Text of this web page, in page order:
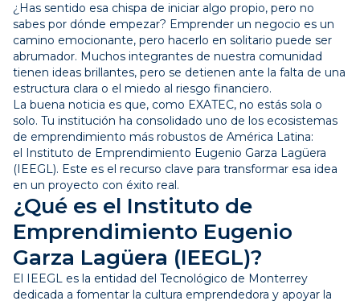
¿Has sentido esa chispa de iniciar algo propio, pero no
sabes por dónde empezar? Emprender un negocio es un
camino emocionante, pero hacerlo en solitario puede ser
abrumador. Muchos integrantes de nuestra comunidad
tienen ideas brillantes, pero se detienen ante la falta de una
estructura clara o el miedo al riesgo financiero.
La buena noticia es que, como EXATEC, no estás sola o
solo. Tu institución ha consolidado uno de los ecosistemas
de emprendimiento más robustos de América Latina:
el Instituto de Emprendimiento Eugenio Garza Lagüera
(IEEGL). Este es el recurso clave para transformar esa idea
en un proyecto con éxito real.
¿Qué es el Instituto de
Emprendimiento Eugenio
Garza Lagüera (IEEGL)?
El IEEGL es la entidad del Tecnológico de Monterrey
dedicada a fomentar la cultura emprendedora y apoyar la